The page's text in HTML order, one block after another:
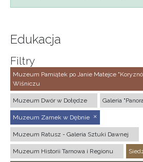
Edukacja
Filtry
Muzeum Pamiątek po Janie Matejce
Wiśniczu
Muzeum Dwór w Dołędze Galeria
Muzeum Zamek w Dębnie
Muzeum Ratusz - Galeria Sztuki Dawnej
Muzeum Historii Tarnowa i Regionu